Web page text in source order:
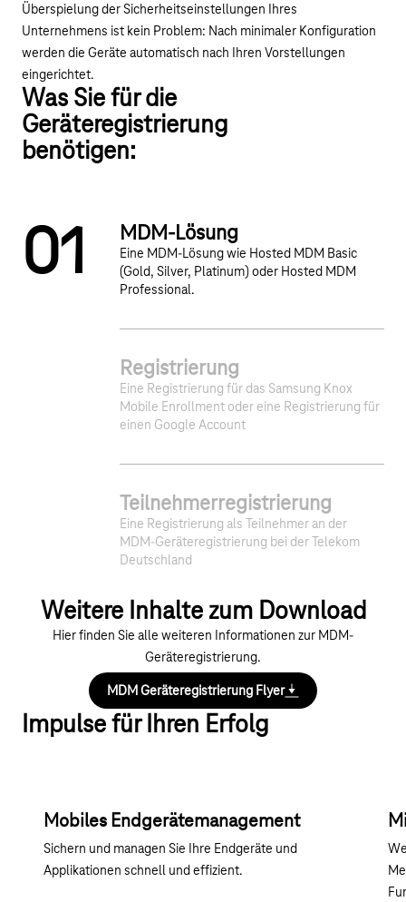
Überspielung der Sicherheitseinstellungen Ihres
Unternehmens ist kein Problem: Nach minimaler Konfiguration
werden die Geräte automatisch nach Ihren Vorstellungen
eingerichtet.
Was Sie für die
Geräteregistrierung
benötigen:
01
MDM-Lösung
Eine MDM-Lösung wie Hosted MDM Basic
(Gold, Silver, Platinum) oder Hosted MDM
Professional.
Registrierung
Eine Registrierung für das Samsung Knox
Mobile Enrollment oder eine Registrierung für
einen Google Account
Teilnehmerregistrierung
Eine Registrierung als Teilnehmer an der
MDM-Geräteregistrierung bei der Telekom
Deutschland
Weitere Inhalte zum Download
Hier finden Sie alle weiteren Informationen zur MDM-
Geräteregistrierung.
MDM Geräteregistrierung Flyer
Impulse für Ihren Erfolg
Mobiles Endgerätemanagement
Sichern und managen Sie Ihre Endgeräte und
Applikationen schnell und effizient.